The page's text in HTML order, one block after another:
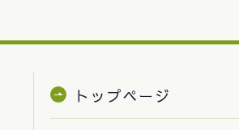
トップページ